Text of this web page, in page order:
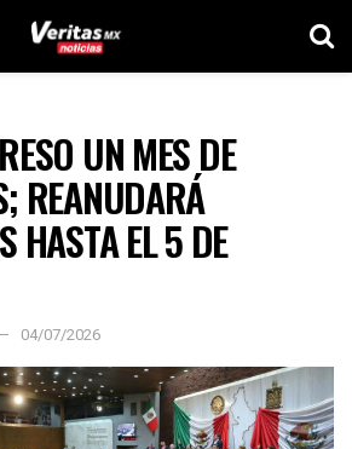
UN MES DE
REANUDARÁ
HASTA EL 5 DE
04/07/2026